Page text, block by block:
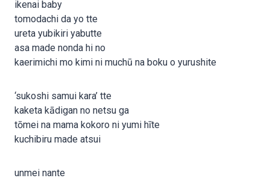
ikenai baby
tomodachi da yo tte
ureta yubikiri yabutte
asa made nonda hi no
kaerimichi mo kimi ni muchū na boku o yurushite
‘sukoshi samui kara’ tte
kaketa kādigan no netsu ga
tōmei na mama kokoro ni yumi hīte
kuchibiru made atsui
unmei nante